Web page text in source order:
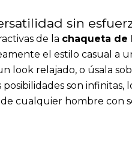
sin
de la chaqueta de
el estilo casual a
look relajado, o úsala
son
cualquier hombre con